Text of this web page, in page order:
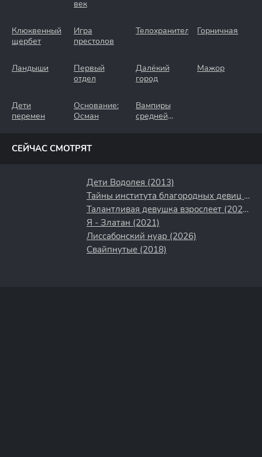
век
Клюквенный
щербет
Игра
престолов
Телохранители Горничная
Ландыши
Первый
отдел
Далёкий
город
Мажор
Дети
перемен
Основание:
Осман
Вампиры
средней
СЕЙЧАС СМОТРЯТ
Дети Водолея (2013)
Тайны института благородных девиц (2013)
Талантливая девушка взрослеет (2024)
Я - Златан (2021)
Лиссабонский нуар (2026)
Свайпнутые (2018)